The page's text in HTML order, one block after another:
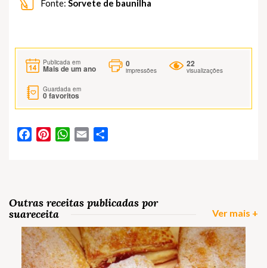
Fonte: Sorvete de baunilha
Publicada em
Mais de um ano
0
impressões
22
visualizações
Guardada em
0favoritos
FacebookPinterestWhatsApp
Email
Outras receitas publicadas por
suareceita
Ver mais +